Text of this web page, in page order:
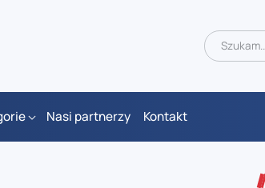
Nasi partnerzy Kontakt